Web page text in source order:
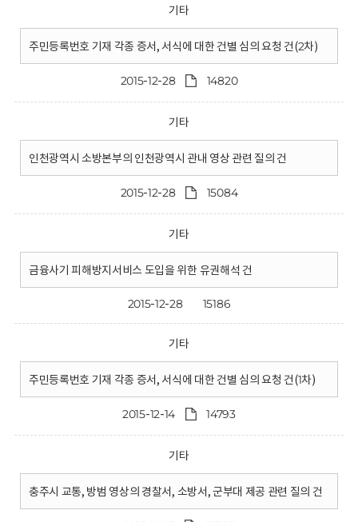
기타
주민등록번호 기재 각종 증서, 서식에 대한 건별 심의 요청 건(2차)
2015-12-28 14820
기타
인천광역시 소방본부의 인천광역시 관내 영상 관련 질의 건
2015-12-28 15084
기타
금융사기 피해방지서비스 도입을 위한 유권해석 건
2015-12-28 15186
기타
주민등록번호 기재 각종 증서, 서식에 대한 건별 심의 요청 건(1차)
2015-12-14 14793
기타
충주시 교통, 방범 영상의 경찰서, 소방서, 군부대 제공 관련 질의 건